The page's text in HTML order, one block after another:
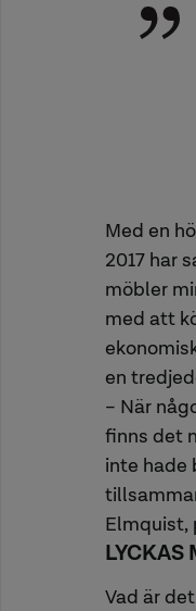
Med en
2017 har
möbler
med att
en
– När
finns det
inte hade
Elmquist,
LYCKAS
Vad är